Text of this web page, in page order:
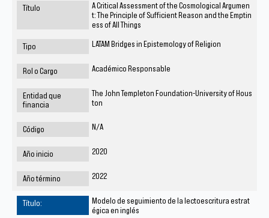
A Critical Assessment of the Cosmological Argumen
t: The Principle of Sufficient Reason and the Emptin
ess of All Things
LATAM Bridges in Epistemology of Religion
Académico Responsable
The John Templeton Foundation-University of Hous
ton
N/A
2020
2022
Modelo de seguimiento de la lectoescritura estrat
égica en inglés